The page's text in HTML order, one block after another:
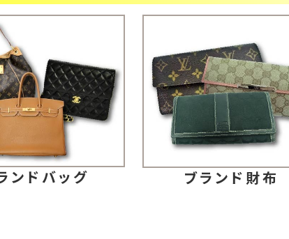
ンドバッグ ブランド財布